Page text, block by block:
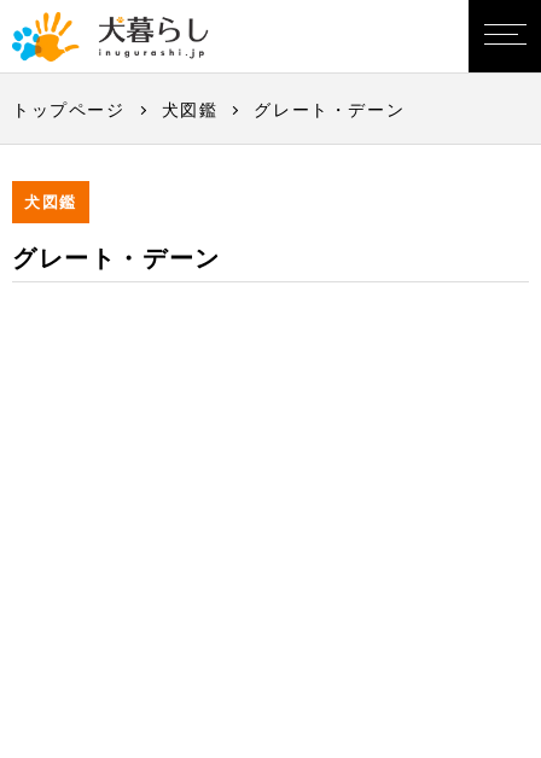
トップページ 犬図鑑 グレート・デーン
犬図鑑
グレート・デーン